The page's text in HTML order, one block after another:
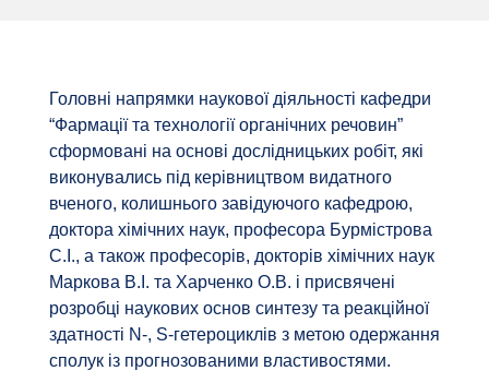
Головні напрямки наукової діяльності кафедри
“Фармації та технології органічних речовин”
сформовані на основі дослідницьких робіт, які
виконувались під керівництвом видатного
вченого, колишнього завідуючого кафедрою,
доктора хімічних наук, професора Бурмістрова
С.І., а також професорів, докторів хімічних наук
Маркова В.І. та Харченко О.В. і присвячені
розробці наукових основ синтезу та реакційної
здатності N-, S-гетероциклів з метою одержання
сполук із прогнозованими властивостями.